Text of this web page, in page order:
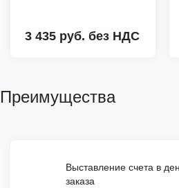
3 435 руб. без НДС
Преимущества
Выставление счета в
заказа